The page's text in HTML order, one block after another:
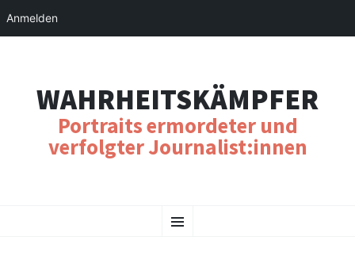
WAHRHEITSKÄMPFER
Portraits ermordeter und
verfolgter Journalist:innen
Menu
TO
Anmelden